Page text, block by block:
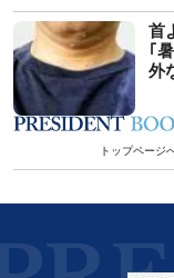
首
｢
外
トップページ